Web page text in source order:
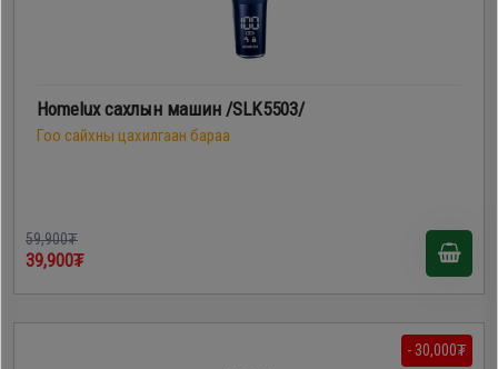
Homelux сахлын машин /SLK5503/
Гоо сайхны цахилгаан бараа
59,900₮
39,900₮
- 30,000₮